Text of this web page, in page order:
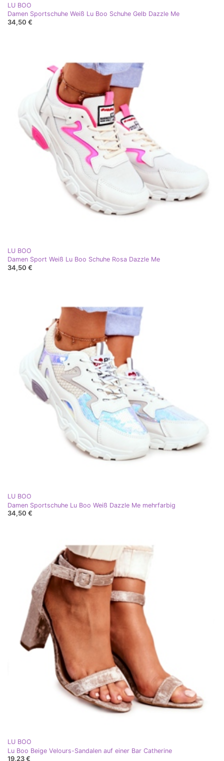
LU BOO
Damen Sportschuhe Weiß Lu Boo Schuhe Gelb Dazzle Me
34,50 €
LU BOO
Damen Sport Weiß Lu Boo Schuhe Rosa Dazzle Me
34,50 €
LU BOO
Damen Sportschuhe Lu Boo Weiß Dazzle Me mehrfarbig
34,50 €
LU BOO
Lu Boo Beige Velours-Sandalen auf einer Bar Catherine
19,23 €